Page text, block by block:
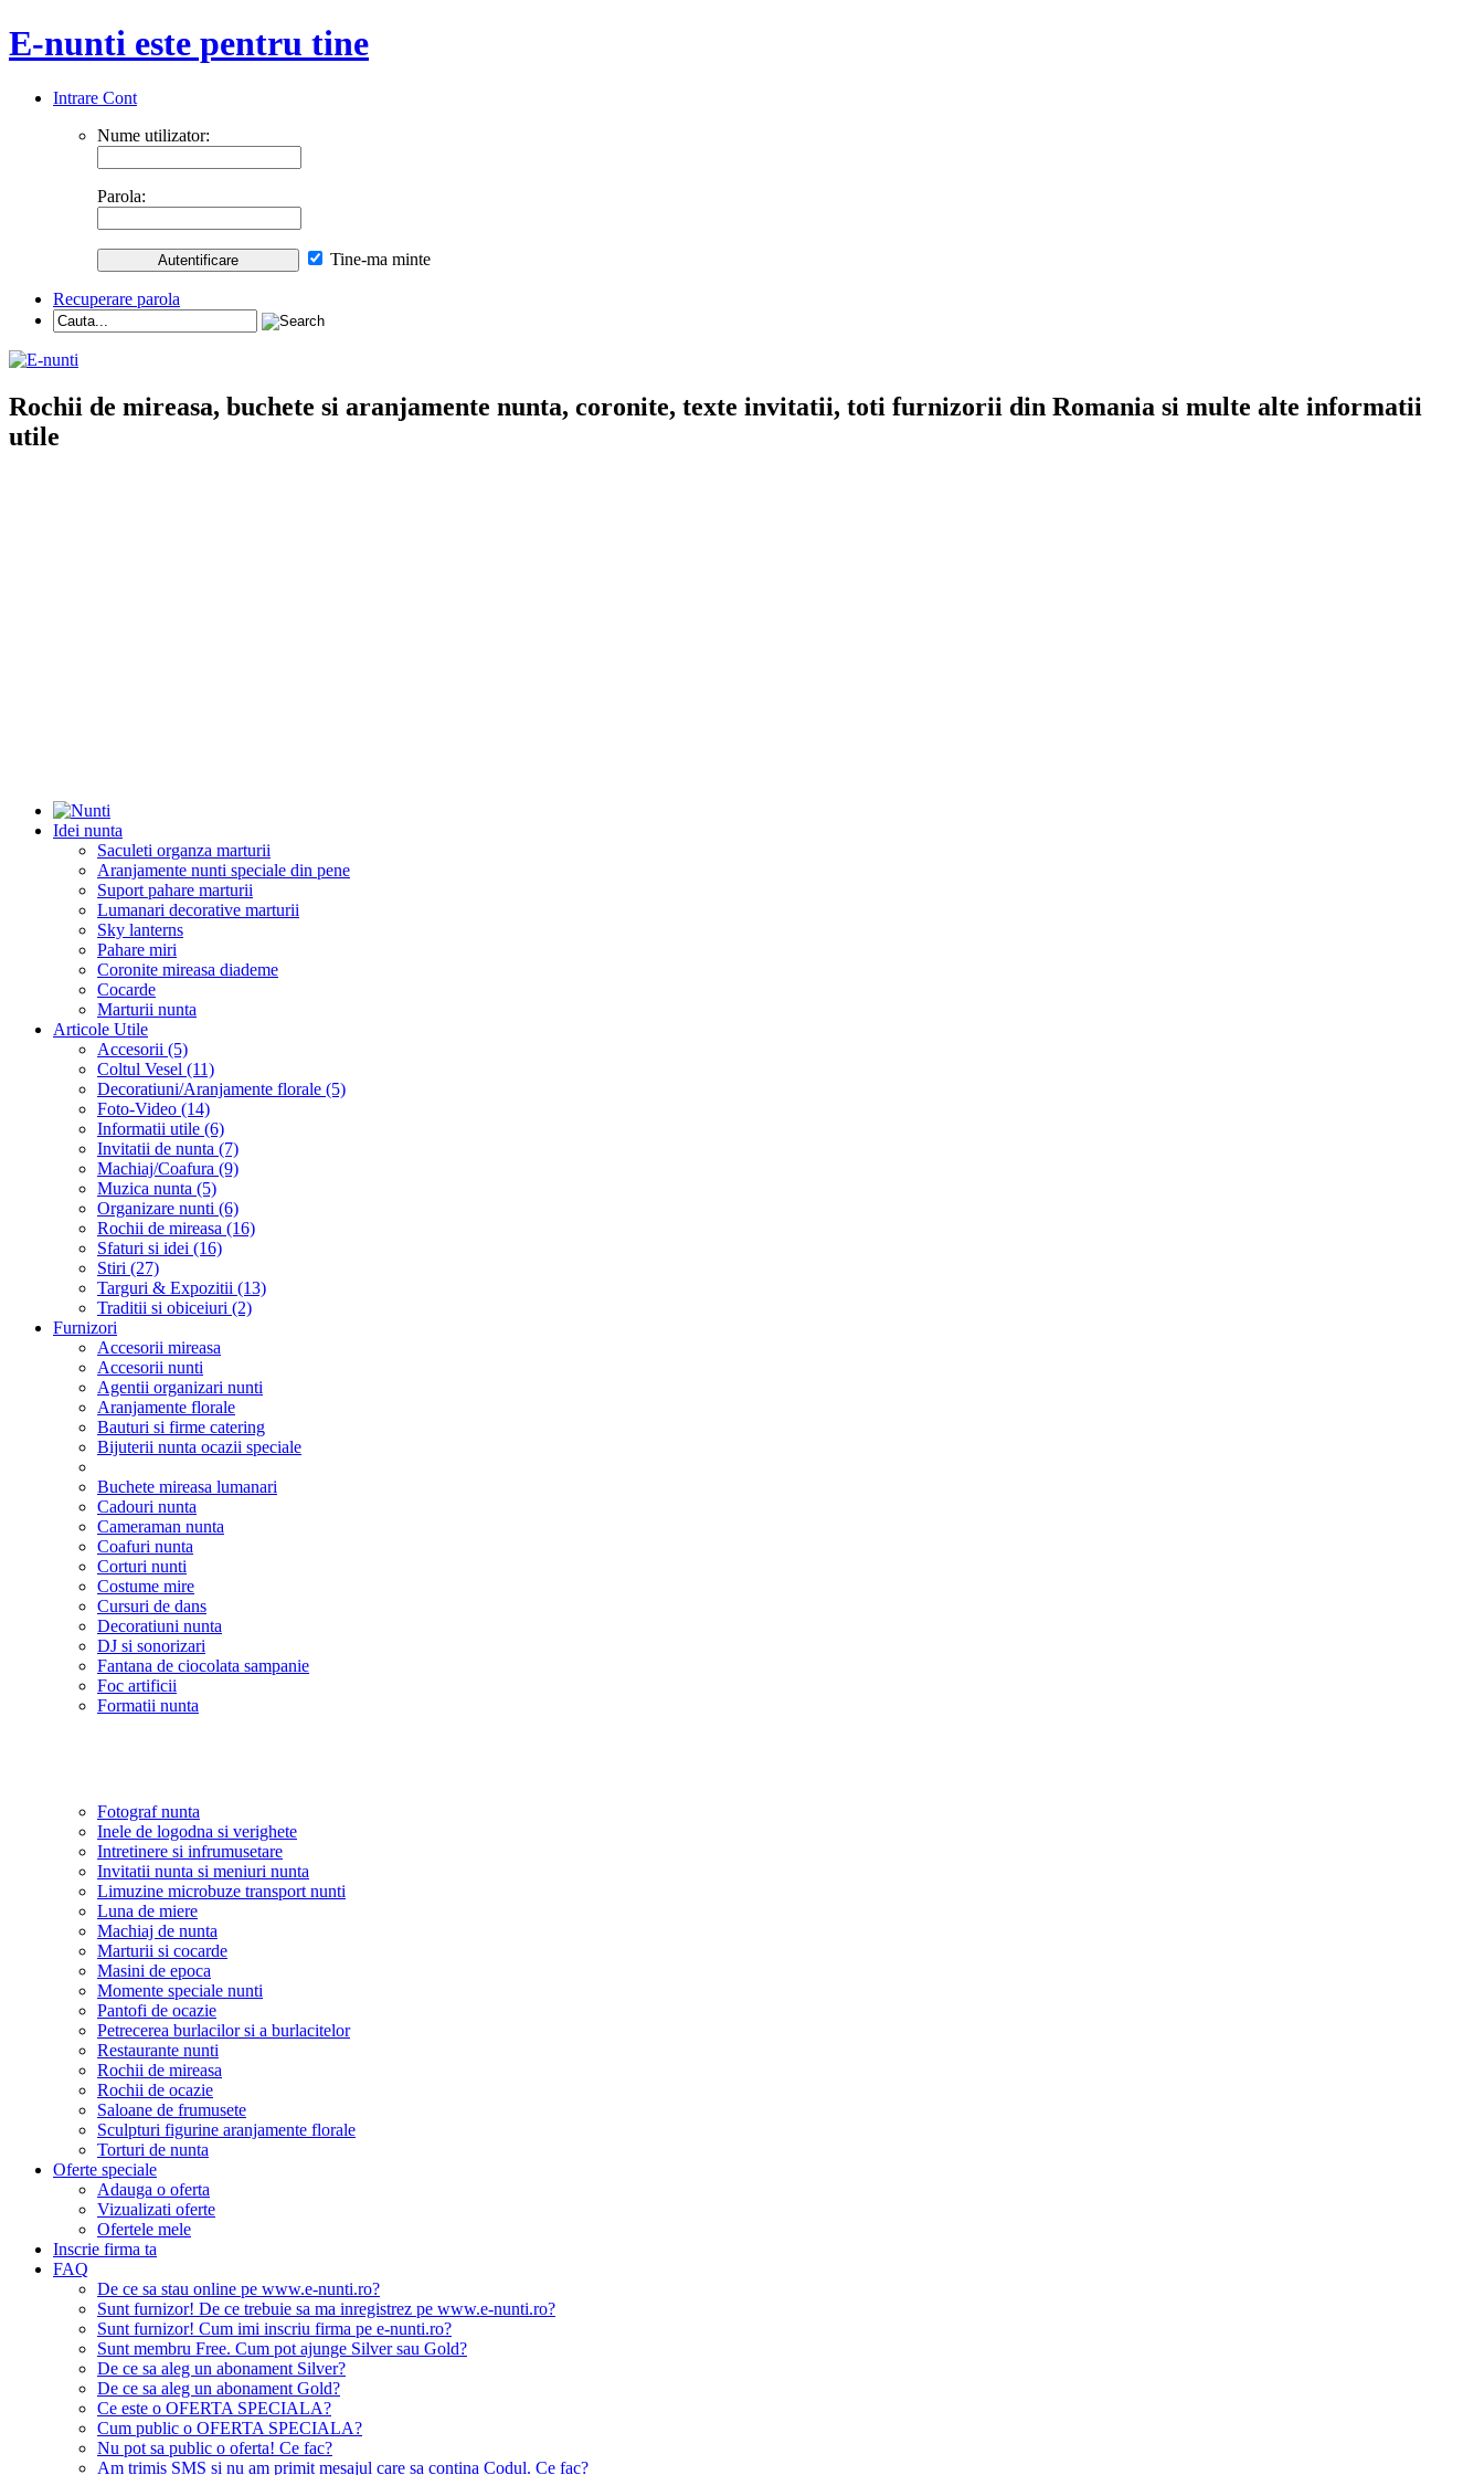
E-nunti este pentru tine
Intrare Cont
Nume utilizator:
Parola:
Tine-ma minte
Recuperare parola
Rochii de mireasa, buchete si aranjamente nunta, coronite, texte invitatii, toti furnizorii din Romania si multe alte informatii
utile
Idei nunta
Saculeti organza marturii
Aranjamente nunti speciale din pene
Suport pahare marturii
Lumanari decorative marturii
Sky lanterns
Pahare miri
Coronite mireasa diademe
Cocarde
Marturii nunta
Articole Utile
Accesorii (5)
Coltul Vesel (11)
Decoratiuni/Aranjamente florale (5)
Foto-Video (14)
Informatii utile (6)
Invitatii de nunta (7)
Machiaj/Coafura (9)
Muzica nunta (5)
Organizare nunti (6)
Rochii de mireasa (16)
Sfaturi si idei (16)
Stiri (27)
Targuri & Expozitii (13)
Traditii si obiceiuri (2)
Furnizori
Accesorii mireasa
Accesorii nunti
Agentii organizari nunti
Aranjamente florale
Bauturi si firme catering
Bijuterii nunta ocazii speciale
Buchete mireasa lumanari
Cadouri nunta
Cameraman nunta
Coafuri nunta
Corturi nunti
Costume mire
Cursuri de dans
Decoratiuni nunta
DJ si sonorizari
Fantana de ciocolata sampanie
Foc artificii
Formatii nunta
Fotograf nunta
Inele de logodna si verighete
Intretinere si infrumusetare
Invitatii nunta si meniuri nunta
Limuzine microbuze transport nunti
Luna de miere
Machiaj de nunta
Marturii si cocarde
Masini de epoca
Momente speciale nunti
Pantofi de ocazie
Petrecerea burlacilor si a burlacitelor
Restaurante nunti
Rochii de mireasa
Rochii de ocazie
Saloane de frumusete
Sculpturi figurine aranjamente florale
Torturi de nunta
Oferte speciale
Adauga o oferta
Vizualizati oferte
Ofertele mele
Inscrie firma ta
FAQ
De ce sa stau online pe www.e-nunti.ro?
Sunt furnizor! De ce trebuie sa ma inregistrez pe www.e-nunti.ro?
Sunt furnizor! Cum imi inscriu firma pe e-nunti.ro?
Sunt membru Free. Cum pot ajunge Silver sau Gold?
De ce sa aleg un abonament Silver?
De ce sa aleg un abonament Gold?
Ce este o OFERTA SPECIALA?
Cum public o OFERTA SPECIALA?
Nu pot sa public o oferta! Ce fac?
Am trimis SMS si nu am primit mesajul care sa contina Codul. Ce fac?